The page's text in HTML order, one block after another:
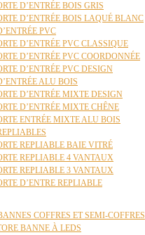
D’ENTRÉE BOIS GRIS
D’ENTRÉE BOIS LAQUÉ BLANC
PVC
D’ENTRÉE PVC CLASSIQUE
D’ENTRÉE PVC COORDONNÉE
D’ENTRÉE PVC DESIGN
ALU BOIS
D’ENTRÉE MIXTE DESIGN
D’ENTRÉE MIXTE CHÊNE
ENTRÉE MIXTE ALU BOIS
REPLIABLE BAIE VITRÉ
REPLIABLE 4 VANTAUX
REPLIABLE 3 VANTAUX
D’ENTRE REPLIABLE
COFFRES ET SEMI-COFFRES
BANNE À LEDS